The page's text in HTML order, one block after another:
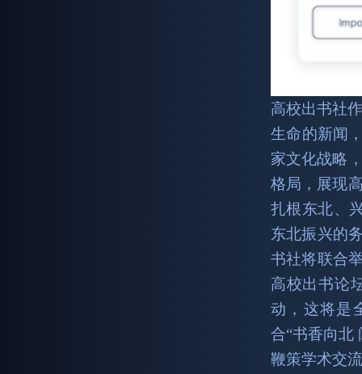
高校出书社
生命的新闻
家文化战略
格局，展现
扎根东北、
东北振兴的
书社将联合
高校出书论
动，这将是
合“书香向北
鞭策学术交